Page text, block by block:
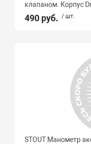
клапаном. Корпус
490 руб. / шт.
STOUT Манометр